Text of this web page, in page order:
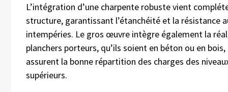
L’intégration d’une charpente robuste vient
structure, garantissant l’étanchéité et la résistance
intempéries. Le gros œuvre intègre également la
planchers porteurs, qu’ils soient en béton ou en bois,
assurent la bonne répartition des charges des
supérieurs.